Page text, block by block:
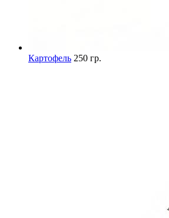
Картофель 250 гр.